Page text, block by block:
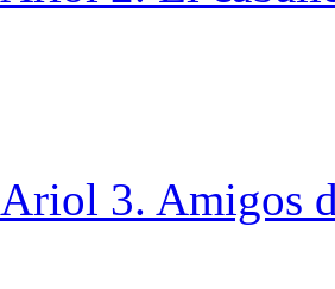
Ariol 3. Amigos